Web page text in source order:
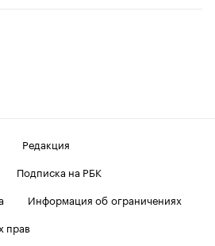
Редакция
Подписка на РБК
Информация об ограничениях
прав